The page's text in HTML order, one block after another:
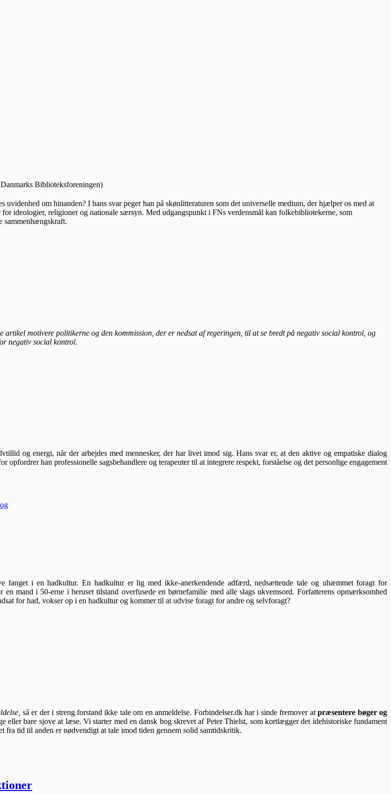
Biblioteksforeningen)
om hinanden? I hans svar peger han på skønlitteraturen som det universelle medium, der hjælper os med at
ideologier, religioner og nationale særsyn. Med udgangspunkt i FNs verdensmål kan folkebibliotekerne, som
sammenhængskraft.
artikel motivere politikerne og den kommission, der er nedsat af regeringen, til at se bredt på negativ social kontrol, og
negativ social kontrol.
og energi, når der arbejdes med mennesker, der har livet imod sig. Hans svar er, at den aktive og empatiske dialog
opfordrer han professionelle sagsbehandlere og terapeuter til at integrere respekt, forståelse og det personlige engagement
i en hadkultur. En hadkultur er lig med ikke-anerkendende adfærd, nedsættende tale og uhæmmet foragt for
mand i 50-erne i beruset tilstand overfusede en børnefamilie med alle slags ukvemsord. Forfatterens opmærksomhed
for had, vokser op i en hadkultur og kommer til at udvise foragt for andre og selvforagt?
så er der i streng forstand ikke tale om en anmeldelse. Forbindelser.dk har i sinde fremover atpræsentere bøger og
eller bare sjove at læse. Vi starter med en dansk bog skrevet af Peter Thielst, som kortlægger det idehistoriske fundament
tid til anden er nødvendigt at tale imod tiden gennem solid samtidskritik.